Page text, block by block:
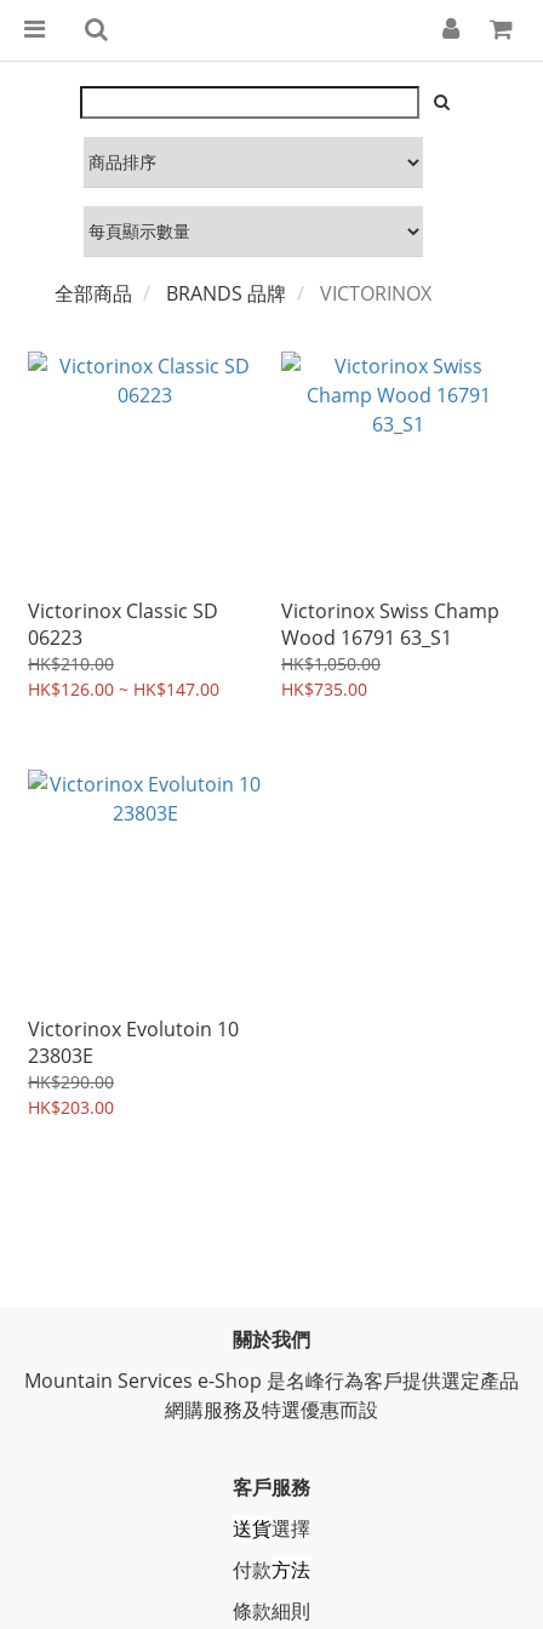
全部商品 BRANDS 品牌 VICTORINOX
Victorinox Classic SD
06223
HK$210.00
HK$126.00 ~ HK$147.00
Victorinox Swiss Champ
Wood 16791 63_S1
HK$1,050.00
HK$735.00
Victorinox Evolutoin 10
23803E
HK$290.00
HK$203.00
關於我們
Mountain Services e-Shop 是名峰行為客戶提供選定產品
網購服務及特選優惠而設
客戶服務
送貨選擇
付款方法
條款細則